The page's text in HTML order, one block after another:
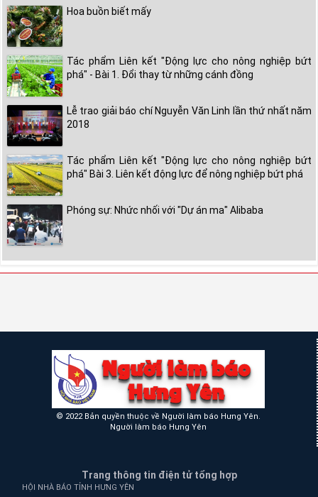
Hoa buồn biết mấy
Tác phẩm Liên kết "Động lực cho nông nghiệp bứt
phá" - Bài 1. Đổi thay từ những cánh đồng
Lễ trao giải báo chí Nguyễn Văn Linh lần thứ nhất năm
2018
Tác phẩm Liên kết "Động lực cho nông nghiệp bứt
phá" Bài 3. Liên kết động lực để nông nghiệp bứt phá
Phóng sự: Nhức nhối với "Dự án ma" Alibaba
© 2022 Bản quyền thuộc về Người làm báo Hưng Yên.
Người làm báo Hưng Yên
Trang thông tin điện tử tổng hợp
HỘI NHÀ BÁO TỈNH HƯNG YÊN